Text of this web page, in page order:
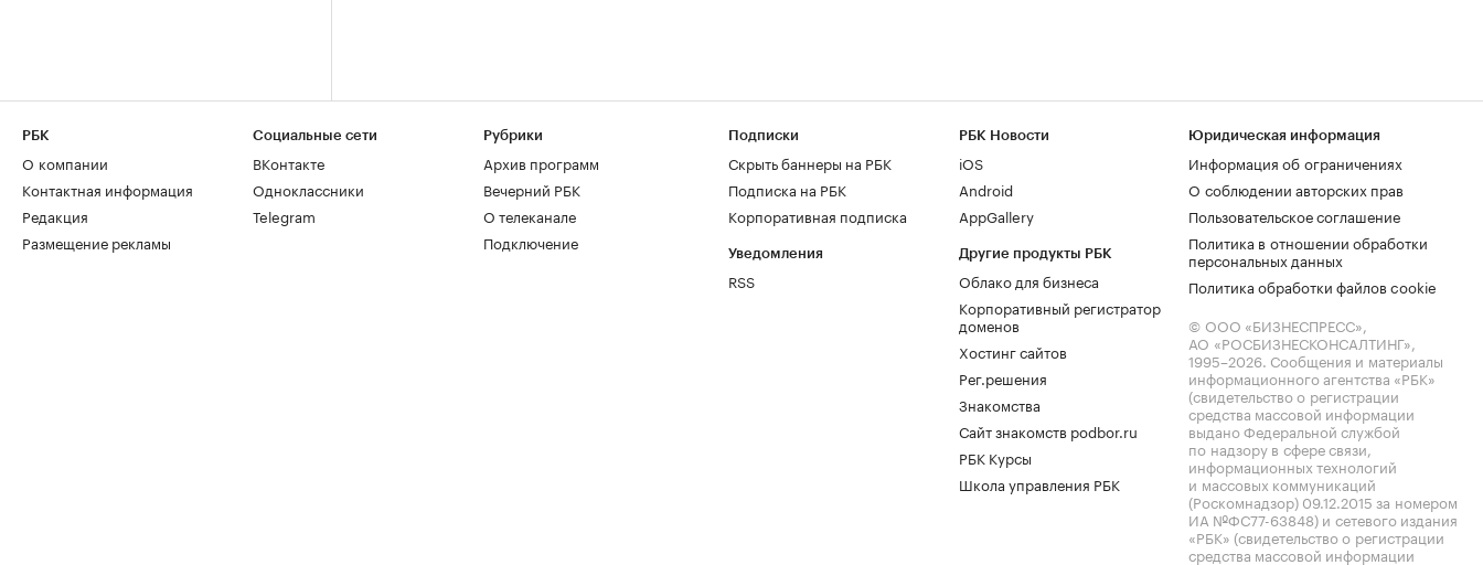
РБК
О компании
Контактная информация
Редакция
Размещение рекламы
Социальные сети
ВКонтакте
Одноклассники
Telegram
Рубрики
Архив программ
Вечерний РБК
О телеканале
Подключение
Подписки
Скрыть баннеры на РБК
Подписка на РБК
Корпоративная подписка
Уведомления
RSS
РБК Новости
iOS
Android
AppGallery
Другие продукты РБК
Облако для бизнеса
Корпоративный регистратор
доменов
Хостинг сайтов
Рег.решения
Знакомства
Сайт знакомств podbor.ru
РБК Курсы
Школа управления РБК
Юридическая информация
Информация об ограничениях
О соблюдении авторских прав
Пользовательское соглашение
Политика в отношении обработки
персональных данных
Политика обработки файлов cookie
© ООО «БИЗНЕСПРЕСС»,
АО «РОСБИЗНЕСКОНСАЛТИНГ»,
1995–2026. Сообщения и материалы
информационного агентства «РБК»
(свидетельство о регистрации
средства массовой информации
выдано Федеральной службой
по надзору в сфере связи,
информационных технологий
и массовых коммуникаций
(Роскомнадзор) 09.12.2015 за номером
ИА №ФС77-63848) и сетевого издания
«РБК» (свидетельство о регистрации
средства массовой информации